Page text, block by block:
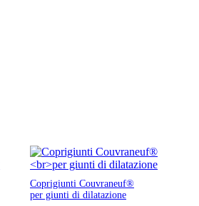
Coprigiunti Couvraneuf®
per giunti di dilatazione